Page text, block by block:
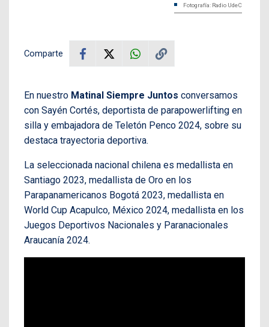
Fotografía: Radio UdeC
Comparte
En nuestro Matinal Siempre Juntos conversamos
con Sayén Cortés, deportista de parapowerlifting en
silla y embajadora de Teletón Penco 2024, sobre su
destaca trayectoria deportiva.
La seleccionada nacional chilena es medallista en
Santiago 2023, medallista de Oro en los
Parapanamericanos Bogotá 2023, medallista en
World Cup Acapulco, México 2024, medallista en los
Juegos Deportivos Nacionales y Paranacionales
Araucanía 2024.